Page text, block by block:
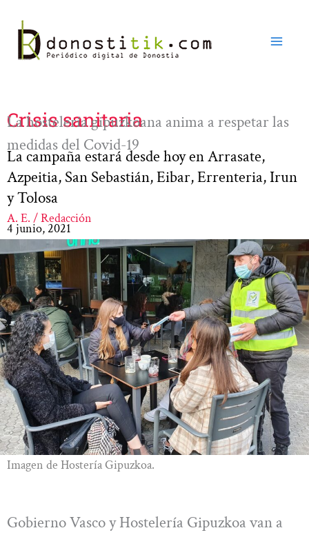
contenido
Crisis sanitaria
La hostelería gipuzkoana anima a respetar las
medidas del Covid-19
La campaña estará desde hoy en Arrasate,
Azpeitia, San Sebastián, Eibar, Errenteria, Irun
y Tolosa
A. E. / Redacción
4 junio, 2021
Imagen de Hostería Gipuzkoa.
Gobierno Vasco y Hostelería Gipuzkoa van a